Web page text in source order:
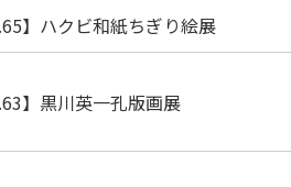
】ハクビ和紙ちぎり絵展
】黒川英一孔版画展